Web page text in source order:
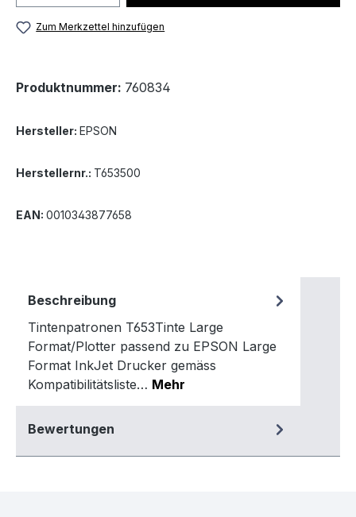
Zum Merkzettel hinzufügen
Produktnummer: 760834
Hersteller: EPSON
Herstellernr.: T653500
EAN: 0010343877658
Beschreibung
Tintenpatronen T653Tinte Large
Format/Plotter passend zu EPSON Large
Format InkJet Drucker gemäss
Kompatibilitätsliste… Mehr
Bewertungen